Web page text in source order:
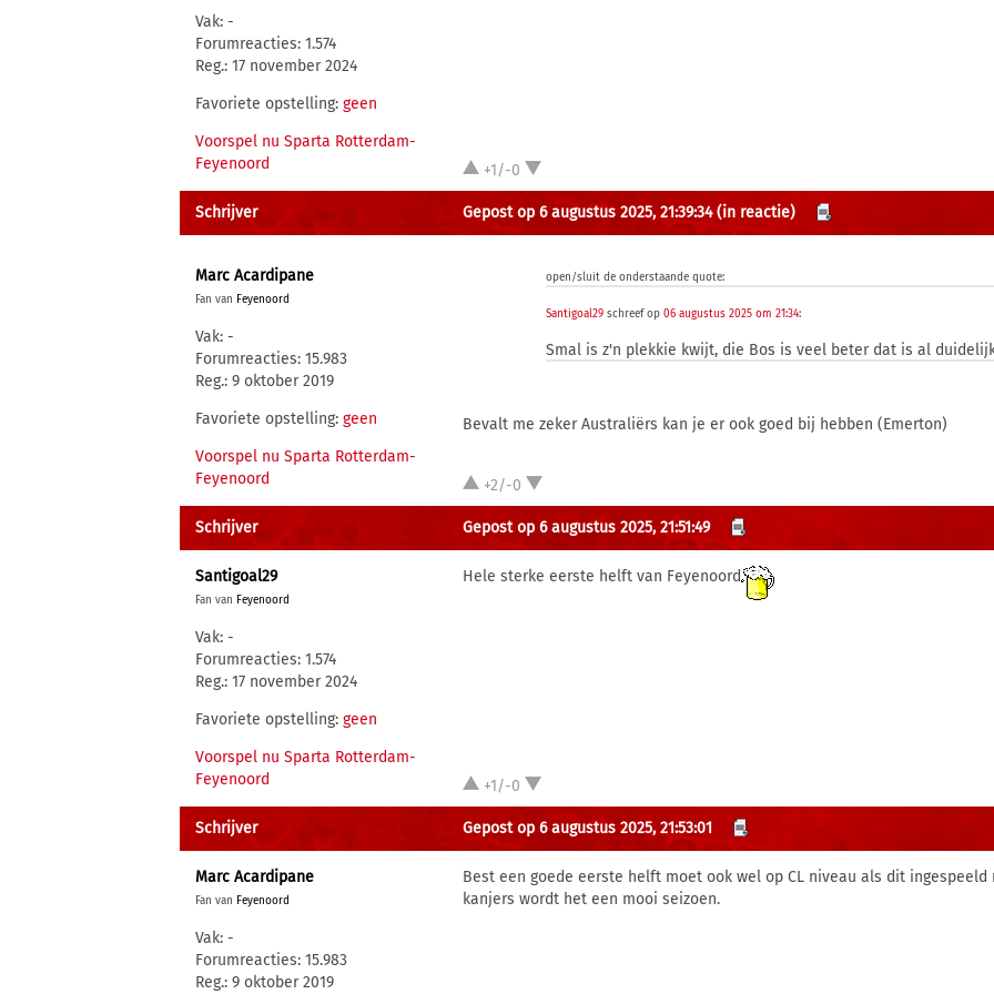
Vak: -
Forumreacties: 1.574
Reg.: 17 november 2024
Favoriete opstelling: geen
Voorspel nu Sparta Rotterdam-
Feyenoord
+1/-0
Schrijver Gepost op 6 augustus 2025, 21:39:34 (in reactie)
Marc Acardipane
Fan van Feyenoord
Vak: -
Forumreacties: 15.983
Reg.: 9 oktober 2019
Favoriete opstelling: geen
Voorspel nu Sparta Rotterdam-
Feyenoord
open/sluit de onderstaande quote:
Santigoal29 schreef op06 augustus 2025 om 21:34:
Smal is z'n plekkie kwijt, die Bos is veel beter dat is al
Bevalt me zeker Australiërs kan je er ook goed bij hebben (Emerton)
+2/-0
Schrijver Gepost op 6 augustus 2025, 21:51:49
Santigoal29
Fan van Feyenoord
Vak: -
Forumreacties: 1.574
Reg.: 17 november 2024
Favoriete opstelling: geen
Voorspel nu Sparta Rotterdam-
Feyenoord
Hele sterke eerste helft van Feyenoord
+1/-0
Schrijver Gepost op 6 augustus 2025, 21:53:01
Marc Acardipane
Fan van Feyenoord
Vak: -
Forumreacties: 15.983
Reg.: 9 oktober 2019
Best een goede eerste helft moet ook wel op CL niveau als dit
kanjers wordt het een mooi seizoen.